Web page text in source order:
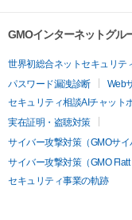
GMOインターネットグル
世界初総合ネットセキュリテ
パスワード漏洩診断
Web
セキュリティ相談AIチャット
実在証明・盗聴対策
サイバー攻撃対策（GMOサイ
サイバー攻撃対策（GMO Flatt
セキュリティ事業の軌跡